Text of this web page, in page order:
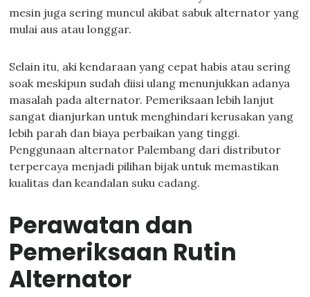
mesin juga sering muncul akibat sabuk alternator yang
mulai aus atau longgar.
Selain itu, aki kendaraan yang cepat habis atau sering
soak meskipun sudah diisi ulang menunjukkan adanya
masalah pada alternator. Pemeriksaan lebih lanjut
sangat dianjurkan untuk menghindari kerusakan yang
lebih parah dan biaya perbaikan yang tinggi.
Penggunaan alternator Palembang dari distributor
terpercaya menjadi pilihan bijak untuk memastikan
kualitas dan keandalan suku cadang.
Perawatan dan
Pemeriksaan Rutin
Alternator